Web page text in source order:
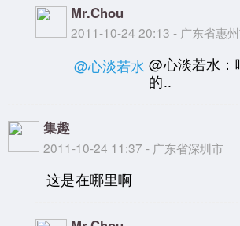
Mr.Chou
2011-10-24 20:13 - 广东省惠
@心淡若水 @心淡若水
的..
集趣
2011-10-24 11:37 - 广东省深圳市
这是在哪里啊